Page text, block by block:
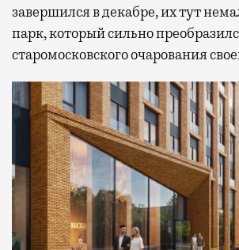
завершился в декабре, их тут
парк, который сильно
старомосковского очарования